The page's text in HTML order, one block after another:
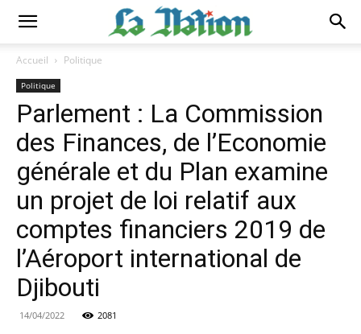
Accueil Politique
Politique
Parlement : La Commission
des Finances, de l’Economie
générale et du Plan examine
un projet de loi relatif aux
comptes financiers 2019 de
l’Aéroport international de
Djibouti
14/04/2022 2081